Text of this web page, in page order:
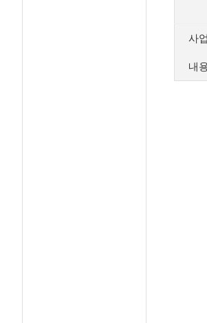
사
내